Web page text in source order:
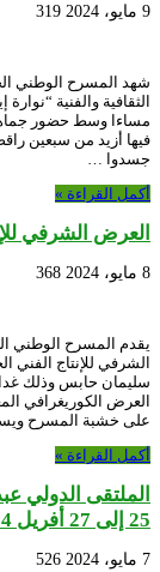
9 مايو، 2024 319
شهد المسرح الوطني
مساءا وسط حضور
فيها أزيد من سبعين
جسدوا …
أكمل القراءة »
العرض الشرفي
8 مايو، 2024 368
يقدم المسرح الوطني
الشرفي للإنتاج
العرض الكوريغرافي
على خشبة المسرح
أكمل القراءة »
الملتقى الدولي
25 إلى 27 أفريل 2024
7 مايو، 2024 526